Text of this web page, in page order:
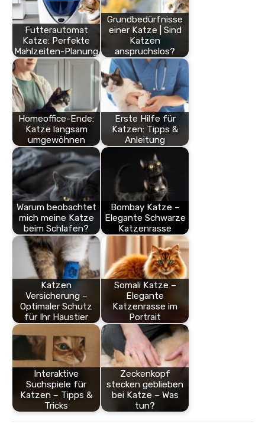
Futterautomat
Katze: Perfekte
Mahlzeiten-Planung
Grundbedürfnisse
einer Katze | Sind
Katzen
anspruchslos?
Homeoffice-Ende:
Katze langsam
umgewöhnen
Erste Hilfe für
Katzen: Tipps &
Anleitung
Warum beobachtet
mich meine Katze
beim Schlafen?
Bombay Katze –
Elegante Schwarze
Katzenrasse
Katzen
Versicherung –
Optimaler Schutz
für Ihr Haustier
Somali Katze –
Elegante
Katzenrasse im
Portrait
Interaktive
Suchspiele für
Katzen – Tipps &
Tricks
Zeckenkopf
stecken geblieben
bei Katze – Was
tun?